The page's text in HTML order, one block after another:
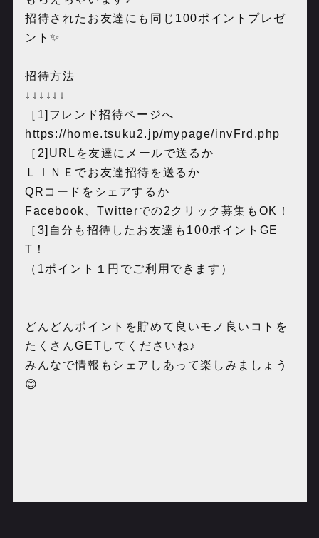
招待されたお友達にも同じ 100ポイントプレゼ
ント✨
招待方法
↓↓↓↓↓↓
［ 1] フレンド招待ページへ
https://home.tsuku2.jp/mypage/invFrd.php
［ 2]URL を友達にメールで送るか
ＬＩＮＥでお友達招待を送るか
QR コードをシェアするか
Facebook
、Twitterでの2 クリック募集も OK ！
［ 3] 自分も招待したお友達も 100ポイント GE
T ！
（ 1ポイント１円でご利用できます）
どんどんポイントを貯めて良いモノ良いコトを
たくさんGET してくださいね♪
みんなで情報もシェアしあって楽しみましょう
😊